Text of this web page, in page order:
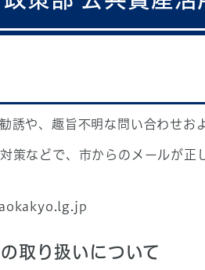
誘や、趣旨不明な問い合わせお
策などで、市からのメールが正
取り扱いについて